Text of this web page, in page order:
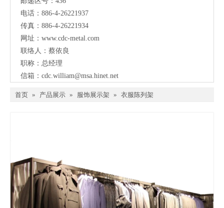
电话：886-4-26221937
传真：886-4-26221934
网址： www.cdc-metal.com
联络人：蔡依良
职称：总经理
信箱： cdc.william@msa.hinet.net
首页 » 产品展示 » 服饰展示架 » 衣服陈列架